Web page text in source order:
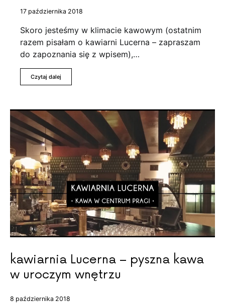
17 października 2018
Skoro jesteśmy w klimacie kawowym (ostatnim
razem pisałam o kawiarni Lucerna – zapraszam
do zapoznania się z wpisem),…
Czytaj dalej
kawiarnia Lucerna – pyszna kawa
w uroczym wnętrzu
8 października 2018